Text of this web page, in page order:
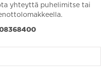
yhteyttä puhelimitse tai